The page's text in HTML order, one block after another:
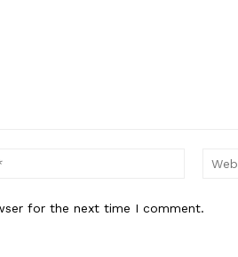
Email:*
for the next time I comment.